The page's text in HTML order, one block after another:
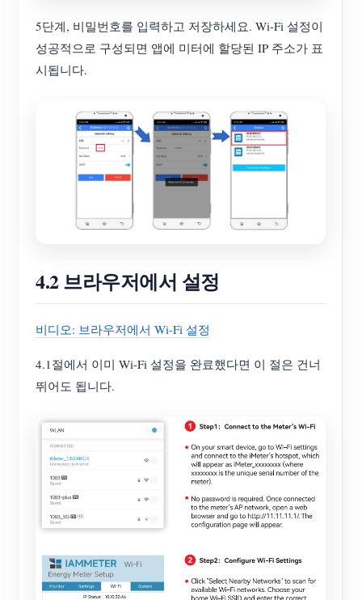
5단계, 비밀번호를 입력하고 저장하세요. Wi-Fi 설정이
성공적으로 구성되면 앱에 미터에 할당된 IP 주소가 표
시됩니다.
4.2 브라우저에서 설정
비디오: 브라우저에서 Wi-Fi 설정
4.1절에서 이미 Wi-Fi 설정을 완료했다면 이 절은 건너
뛰어도 됩니다.